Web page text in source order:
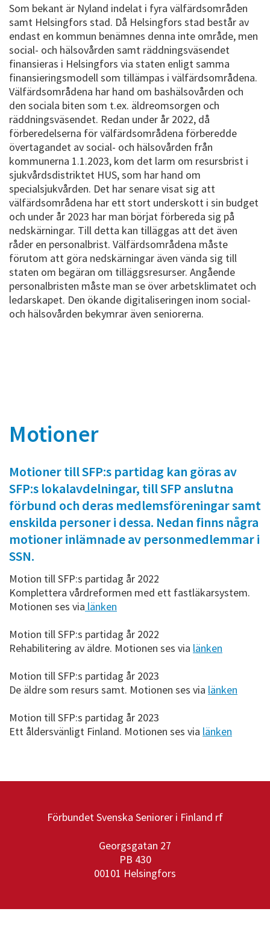
Som bekant är Nyland indelat i fyra välfärdsområden
samt Helsingfors stad. Då Helsingfors stad består av
endast en kommun benämnes denna inte område, men
social- och hälsovården samt räddningsväsendet
finansieras i Helsingfors via staten enligt samma
finansieringsmodell som tillämpas i välfärdsområdena.
Välfärdsområdena har hand om bashälsovården och
den sociala biten som t.ex. äldreomsorgen och
räddningsväsendet. Redan under år 2022, då
förberedelserna för välfärdsområdena förberedde
övertagandet av social- och hälsovården från
kommunerna 1.1.2023, kom det larm om resursbrist i
sjukvårdsdistriktet HUS, som har hand om
specialsjukvården. Det har senare visat sig att
välfärdsområdena har ett stort underskott i sin budget
och under år 2023 har man börjat förbereda sig på
nedskärningar. Till detta kan tilläggas att det även
råder en personalbrist. Välfärdsområdena måste
förutom att göra nedskärningar även vända sig till
staten om begäran om tilläggsresurser. Angående
personalbristen måste man se över arbetsklimatet och
ledarskapet. Den ökande digitaliseringen inom social-
och hälsovården bekymrar även seniorerna.
Motioner
Motioner till SFP:s partidag kan göras av
SFP:s lokalavdelningar, till SFP anslutna
förbund och deras medlemsföreningar samt
enskilda personer i dessa. Nedan finns några
motioner inlämnade av personmedlemmar i
SSN.
Motion till SFP:s partidag år 2022
Komplettera vårdreformen med ett fastläkarsystem.
Motionen ses via länken
Motion till SFP:s partidag år 2022
Rehabilitering av äldre. Motionen ses via länken
Motion till SFP:s partidag år 2023
De äldre som resurs samt. Motionen ses via länken
Motion till SFP:s partidag år 2023
Ett åldersvänligt Finland. Motionen ses via länken
Förbundet Svenska Seniorer i Finland rf
Georgsgatan 27
PB 430
00101 Helsingfors